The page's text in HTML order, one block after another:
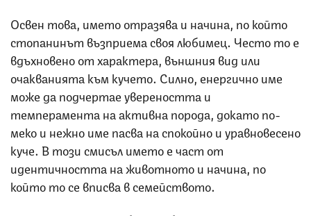
Освен това, името отразява и начина, по който
стопанинът възприема своя любимец. Често то е
вдъхновено от характера, външния вид или
очакванията към кучето. Силно, енергично име
може да подчертае увереността и
темперамента на активна порода, докато по-
меко и нежно име пасва на спокойно и уравновесено
куче. В този смисъл името е част от
идентичността на животното и начина, по
който то се вписва в семейството.